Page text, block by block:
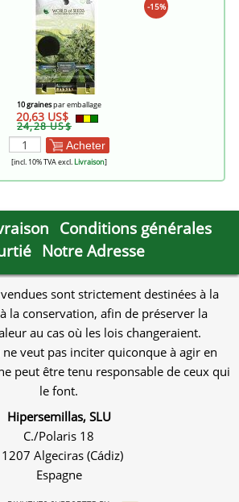
-15%
10 grainespar emballage
20,63 US$
24,28 US$
Acheter
[incl. 10% TVA excl.Livraison]
Conditions générales
Notre Adresse
sont strictement destinées à la
la conservation, afin de préserver la
au cas où les lois changeraient.
veut pas inciter quiconque à agir en
peut être tenu responsable de ceux qui
le font.
Hipersemillas, SLU
C./Polaris 18
Algeciras (Cádiz)
Espagne